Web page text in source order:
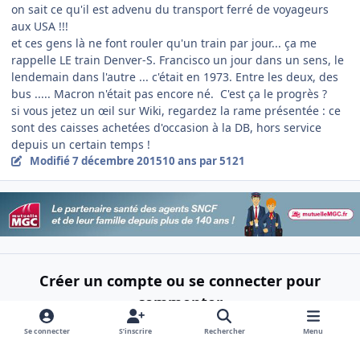
on sait ce qu'il est advenu du transport ferré de voyageurs
aux USA !!!
et ces gens là ne font rouler qu'un train par jour... ça me
rappelle LE train Denver-S. Francisco un jour dans un sens, le
lendemain dans l'autre ... c'était en 1973. Entre les deux, des
bus ..... Macron n'était pas encore né. C'est ça le progrès ?
si vous jetez un œil sur Wiki, regardez la rame présentée : ce
sont des caisses achetées d'occasion à la DB, hors service
depuis un certain temps !
Modifié7 décembre 201510 ans par 5121
Créer un compte ou se connecter pour
commenter
Se connecter S’inscrire Rechercher Menu